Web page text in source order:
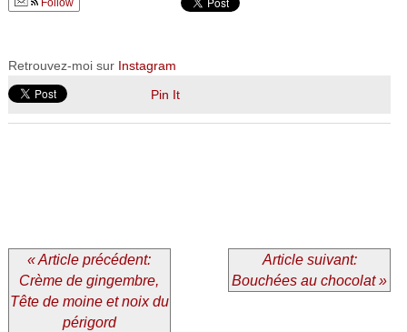
Follow
Retrouvez-moi sur Instagram
Pin It
« Article précédent:
Crème de gingembre,
Tête de moine et noix du
périgord
Article suivant:
Bouchées au chocolat »